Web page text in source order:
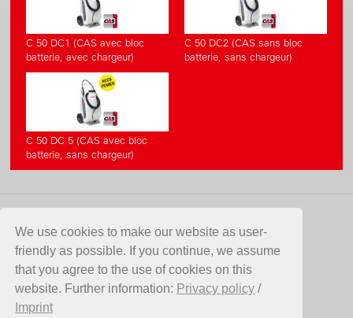
We use cookies to make our website as user-
friendly as possible. If you continue, we assume
that you agree to the use of cookies on this
website. Further information: Privacy policy /
Imprint
C 50 DC1 (CAS avec bloc
batterie, avec chargeur)
C 50 DC2 (CAS sans bloc
batterie, sans chargeur)
C 50 DC 5 (CAS avec bloc
batterie, sans chargeur)
CONTACT
Birchmeier Sprühtechnik AG
Im Stetterfeld 1
5608 Stetten
Suisse